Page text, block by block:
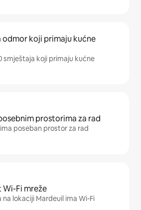
odmor koji primaju kućne
smještaja koji primaju kućne
prostorima za rad
poseban prostor za rad
Fi mreže
na lokaciji Mardeuil ima Wi-Fi